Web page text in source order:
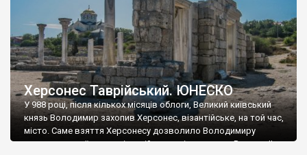
Херсонес Таврійський. ЮНЕСКО
У 988 році, після кількох місяців облоги, Великий київський
князь Володимир захопив Херсонес, візантійське, на той час,
місто. Саме взяття Херсонесу дозволило Володимиру
диктувати свої умови візантійському імператору Василю ІІ, та